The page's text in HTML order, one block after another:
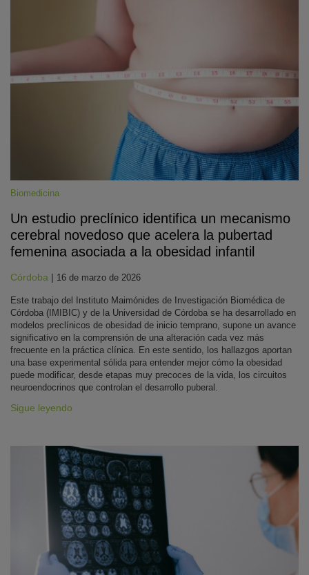
Biomedicina
Un estudio preclínico identifica un mecanismo
cerebral novedoso que acelera la pubertad
femenina asociada a la obesidad infantil
Córdoba | 16 de marzo de 2026
Este trabajo del Instituto Maimónides de Investigación Biomédica de
Córdoba (IMIBIC) y de la Universidad de Córdoba se ha desarrollado en
modelos preclínicos de obesidad de inicio temprano, supone un avance
significativo en la comprensión de una alteración cada vez más
frecuente en la práctica clínica. En este sentido, los hallazgos aportan
una base experimental sólida para entender mejor cómo la obesidad
puede modificar, desde etapas muy precoces de la vida, los circuitos
neuroendocrinos que controlan el desarrollo puberal.
Sigue leyendo